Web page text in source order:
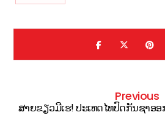
Previous
ສາຍຂຽວມີເຮ! ປະເທດໄທປົດກັນຊາອ